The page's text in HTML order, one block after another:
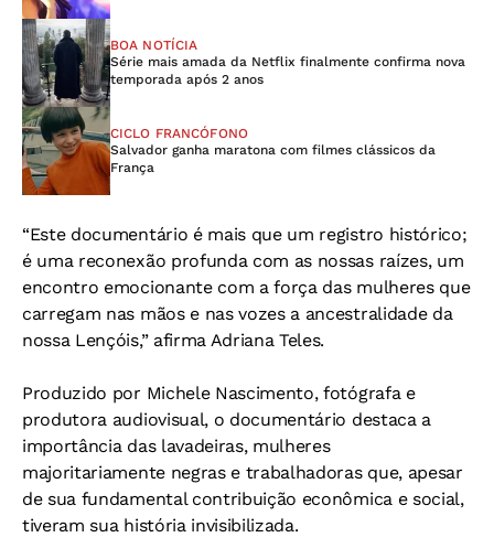
BOA NOTÍCIA
Série mais amada da Netflix finalmente confirma nova
temporada após 2 anos
CICLO FRANCÓFONO
Salvador ganha maratona com filmes clássicos da
França
“Este documentário é mais que um registro histórico;
é uma reconexão profunda com as nossas raízes, um
encontro emocionante com a força das mulheres que
carregam nas mãos e nas vozes a ancestralidade da
nossa Lençóis,” afirma Adriana Teles.
Produzido por Michele Nascimento, fotógrafa e
produtora audiovisual, o documentário destaca a
importância das lavadeiras, mulheres
majoritariamente negras e trabalhadoras que, apesar
de sua fundamental contribuição econômica e social,
tiveram sua história invisibilizada.